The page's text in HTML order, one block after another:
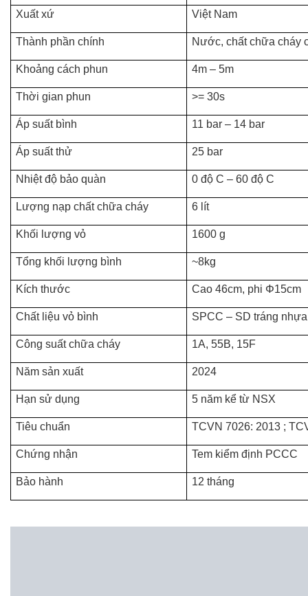
Xuất xứ Việt Nam
Thành phần chính Nước, chất chữa cháy
Khoảng cách phun 4m – 5m
Thời gian phun >= 30s
Áp suất bình 11 bar – 14 bar
Áp suất thử 25 bar
Nhiệt độ bảo quàn 0 độ C – 60 độ C
Lượng nạp chất chữa cháy 6 lít
Khối lượng vỏ 1600 g
Tổng khối lượng bình ~8kg
Kích thước Cao 46cm, phi Φ15cm
Chất liệu vỏ bình SPCC – SD tráng
Công suất chữa cháy 1A, 55B, 15F
Năm sản xuất 2024
Hạn sử dụng 5 năm kể từ NSX
Tiêu chuẩn TCVN 7026: 2013 ;
Chứng nhận Tem kiểm định PCCC
Bảo hành 12 tháng